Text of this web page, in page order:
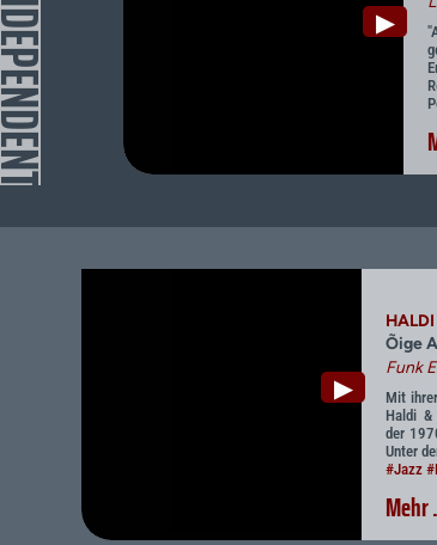
INDEPENDENT ▶
▶
Õige
Funk
Mit
Haldi &
der
Unter
#Jazz
Mehr